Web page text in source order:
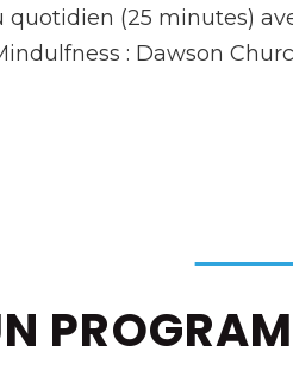
(25 minutes)
: Dawson